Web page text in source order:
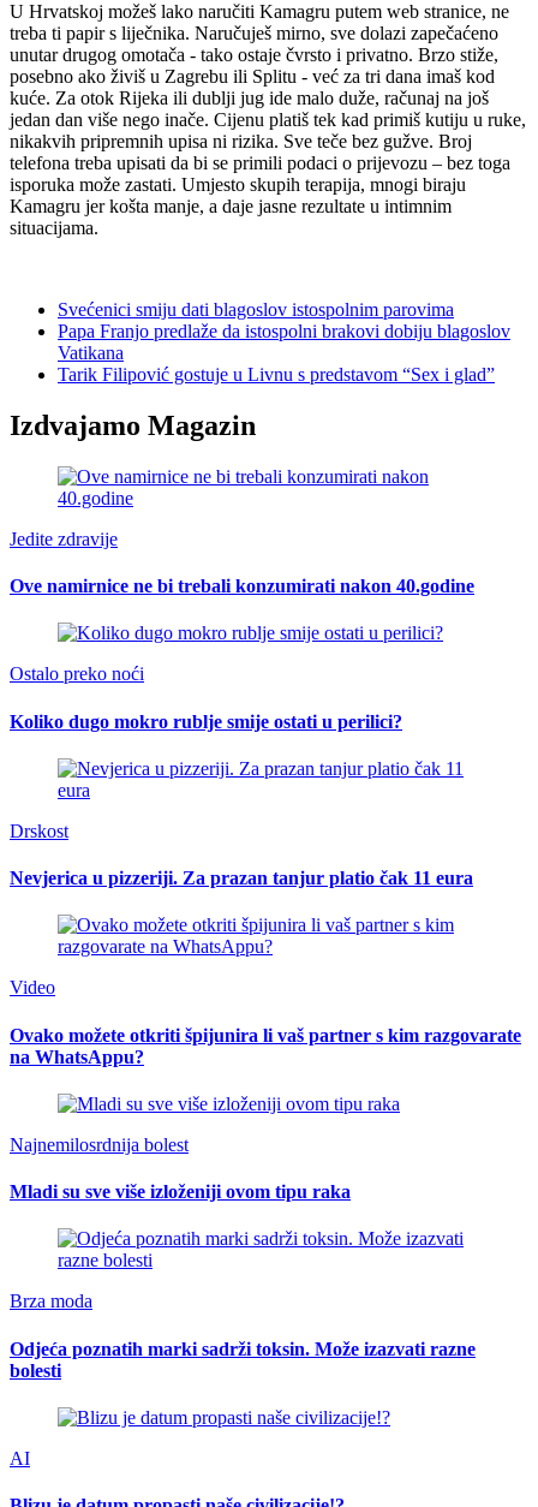
U Hrvatskoj možeš lako naručiti Kamagru putem web stranice, ne
treba ti papir s liječnika. Naručuješ mirno, sve dolazi zapečaćeno
unutar drugog omotača - tako ostaje čvrsto i privatno. Brzo stiže,
posebno ako živiš u Zagrebu ili Splitu - već za tri dana imaš kod
kuće. Za otok Rijeka ili dublji jug ide malo duže, računaj na još
jedan dan više nego inače. Cijenu platiš tek kad primiš kutiju u ruke,
nikakvih pripremnih upisa ni rizika. Sve teče bez gužve. Broj
telefona treba upisati da bi se primili podaci o prijevozu – bez toga
isporuka može zastati. Umjesto skupih terapija, mnogi biraju
Kamagru jer košta manje, a daje jasne rezultate u intimnim
situacijama.
Svećenici smiju dati blagoslov istospolnim parovima
Papa Franjo predlaže da istospolni brakovi dobiju blagoslov
Vatikana
Tarik Filipović gostuje u Livnu s predstavom “Sex i glad”
Izdvajamo Magazin
Jedite zdravije
Ove namirnice ne bi trebali konzumirati nakon 40.godine
Ostalo preko noći
Koliko dugo mokro rublje smije ostati u perilici?
Drskost
Nevjerica u pizzeriji. Za prazan tanjur platio čak 11 eura
Video
Ovako možete otkriti špijunira li vaš partner s kim razgovarate
na WhatsAppu?
Najnemilosrdnija bolest
Mladi su sve više izloženiji ovom tipu raka
Brza moda
Odjeća poznatih marki sadrži toksin. Može izazvati razne
bolesti
AI